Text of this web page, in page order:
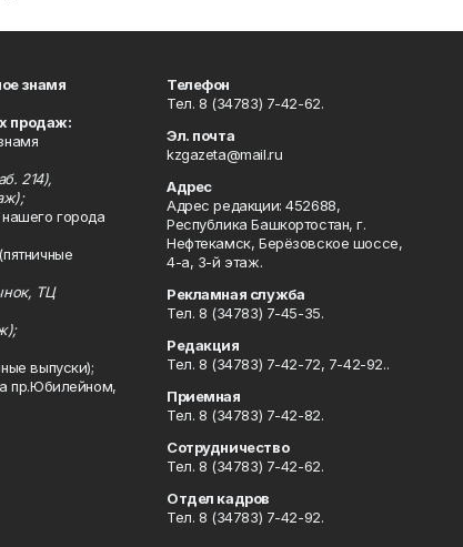
знамя
продаж:
214),
города
ТЦ
выпуски);
пр.Юбилейном,
Телефон
Тел. 8 (34783) 7-42-62.
Эл. почта
kzgazeta@mail.ru
Адрес
Адрес редакции: 452688,
Республика Башкортостан, г.
Нефтекамск, Берёзовское шоссе,
4-а, 3-й этаж.
Рекламная служба
Тел. 8 (34783) 7-45-35.
Редакция
Тел. 8 (34783) 7-42-72, 7-42-92..
Приемная
Тел. 8 (34783) 7-42-82.
Сотрудничество
Тел. 8 (34783) 7-42-62.
Отдел кадров
Тел. 8 (34783) 7-42-92.